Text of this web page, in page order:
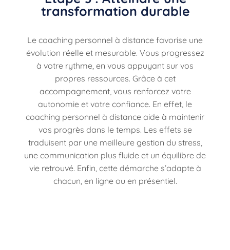
transformation durable
Le coaching personnel à distance favorise une
évolution réelle et mesurable. Vous progressez
à votre rythme, en vous appuyant sur vos
propres ressources. Grâce à cet
accompagnement, vous renforcez votre
autonomie et votre confiance. En effet, le
coaching personnel à distance aide à maintenir
vos progrès dans le temps. Les effets se
traduisent par une meilleure gestion du stress,
une communication plus fluide et un équilibre de
vie retrouvé. Enfin, cette démarche s’adapte à
chacun, en ligne ou en présentiel.